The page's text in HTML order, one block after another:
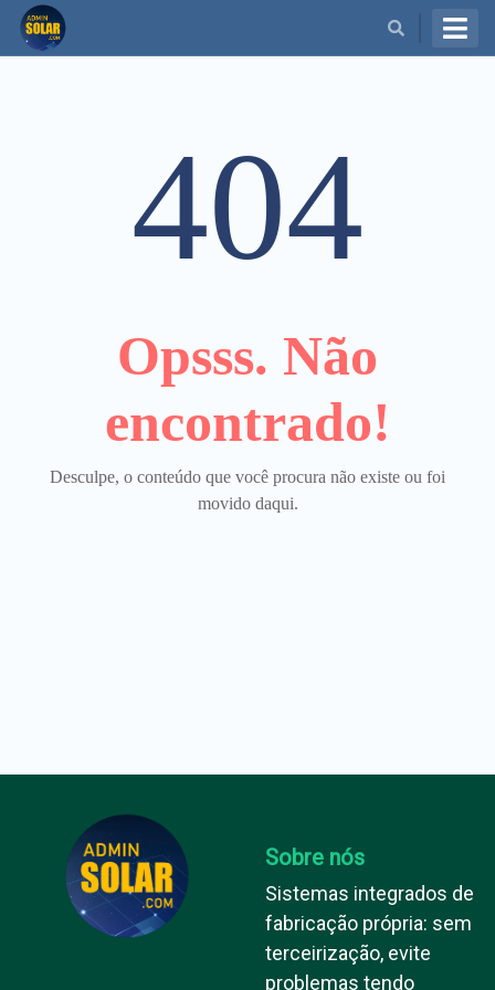
404
Opsss. Não
encontrado!
Desculpe, o conteúdo que você procura não existe ou foi
movido daqui.
Sobre nós
Sistemas integrados de
fabricação própria: sem
terceirização, evite
problemas tendo